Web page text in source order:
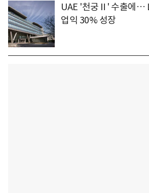
UAE '천궁Ⅱ' 수출에…
업익 30% 성장